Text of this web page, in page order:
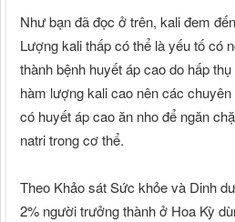
Như bạn đã đọc ở trên, kali đem
Lượng kali thấp có thể là yếu tố có
thành bệnh huyết áp cao do hấp
hàm lượng kali cao nên các
có huyết áp cao ăn nho để ngăn
natri trong cơ thể.
Theo Khảo sát Sức khỏe và Dinh
2% người trưởng thành ở Hoa Kỳ